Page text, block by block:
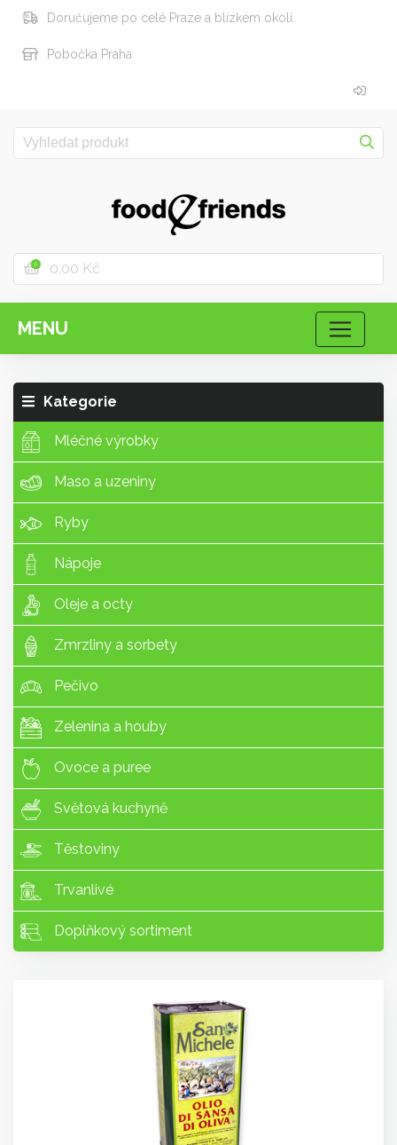
Doručujeme po celé Praze a blízkém okolí.
Pobočka Praha
0 0,00 Kč
MENU
Kategorie
Mléčné výrobky
Maso a uzeniny
Ryby
Nápoje
Oleje a octy
Zmrzliny a sorbety
Pečivo
Zelenina a houby
Ovoce a puree
Světová kuchyně
Těstoviny
Trvanlivé
Doplňkový sortiment